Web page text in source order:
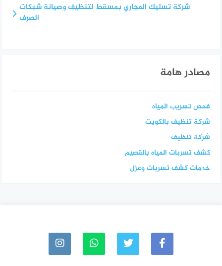
شركة تسليك المجاري بمسقط لتنظيف وصيانة شبكات
الصرف
مصادر هامة
فحص تسريب المياه
شركة تنظيف بالكويت
شركة تنظيف
كشف تسربات المياه بالقصيم
خدمات كشف تسربات وعزل